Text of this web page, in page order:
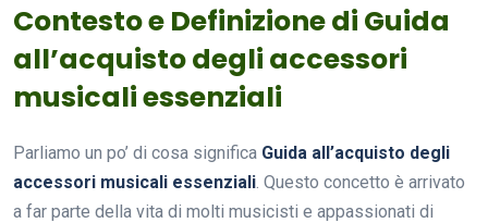
Contesto e Definizione di Guida
all’acquisto degli accessori
musicali essenziali
Parliamo un po’ di cosa significa Guida all’acquisto degli
accessori musicali essenziali. Questo concetto è arrivato
a far parte della vita di molti musicisti e appassionati di